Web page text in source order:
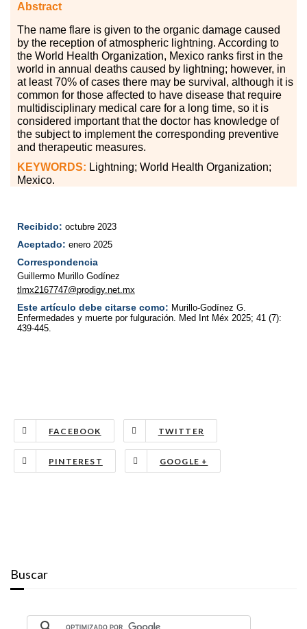
Abstract
The name flare is given to the organic damage caused
by the reception of atmospheric lightning. According to
the World Health Organization, Mexico ranks first in the
world in annual deaths caused by lightning; however, in
at least 70% of cases there may be survival, although it is
common for those affected to have disease that require
multidisciplinary medical care for a long time, so it is
considered important that the doctor has knowledge of
the subject to implement the corresponding preventive
and therapeutic measures.
KEYWORDS: Lightning; World Health Organization;
Mexico.
Recibido: octubre 2023
Aceptado: enero 2025
Correspondencia
Guillermo Murillo Godínez
tlmx2167747@prodigy.net.mx
Este artículo debe citarse como: Murillo-Godínez G.
Enfermedades y muerte por fulguración. Med Int Méx 2025; 41 (7):
439-445.
FACEBOOK TWITTER
PINTEREST GOOGLE +
Buscar